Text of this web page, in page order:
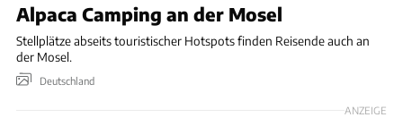
Alpaca Camping an der Mosel
Stellplätze abseits touristischer Hotspots finden Reisende auch an
der Mosel.
Deutschland
ANZEIGE